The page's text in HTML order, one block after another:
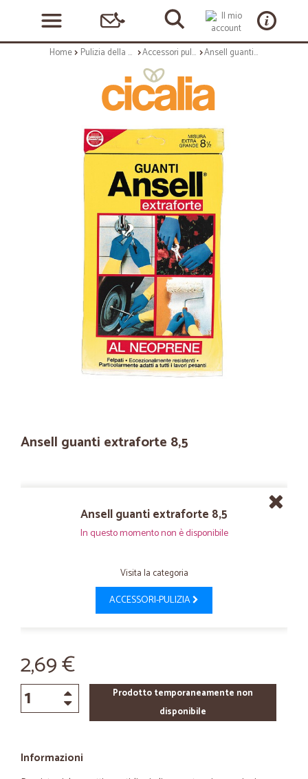
Home Pulizia della casa Accessori pulizia Ansell guanti extraforte 8,5
Ansell guanti extraforte 8,5
Ansell guanti extraforte 8,5
In questo momento non è disponibile
Visita la categoria
ACCESSORI-PULIZIA
2,69 €
Prodotto temporaneamente non
disponibile
Informazioni